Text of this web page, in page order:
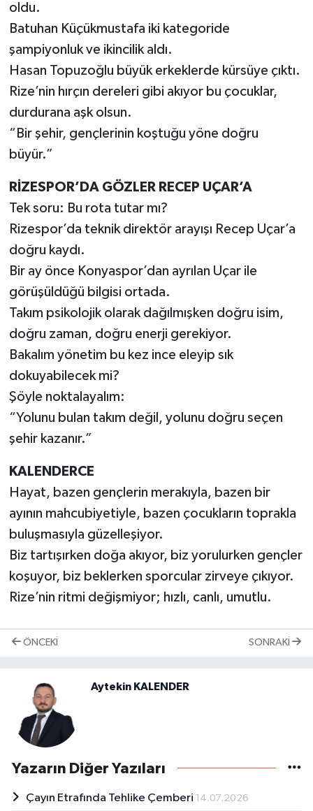
oldu.
Batuhan Küçükmustafa iki kategoride
şampiyonluk ve ikincilik aldı.
Hasan Topuzoğlu büyük erkeklerde kürsüye çıktı.
Rize’nin hırçın dereleri gibi akıyor bu çocuklar,
durdurana aşk olsun.
“Bir şehir, gençlerinin koştuğu yöne doğru
büyür.”
RİZESPOR’DA GÖZLER RECEP UÇAR’A
Tek soru: Bu rota tutar mı?
Rizespor’da teknik direktör arayışı Recep Uçar’a
doğru kaydı.
Bir ay önce Konyaspor’dan ayrılan Uçar ile
görüşüldüğü bilgisi ortada.
Takım psikolojik olarak dağılmışken doğru isim,
doğru zaman, doğru enerji gerekiyor.
Bakalım yönetim bu kez ince eleyip sık
dokuyabilecek mi?
Şöyle noktalayalım:
“Yolunu bulan takım değil, yolunu doğru seçen
şehir kazanır.”
KALENDERCE
Hayat, bazen gençlerin merakıyla, bazen bir
ayının mahcubiyetiyle, bazen çocukların toprakla
buluşmasıyla güzelleşiyor.
Biz tartışırken doğa akıyor, biz yorulurken gençler
koşuyor, biz beklerken sporcular zirveye çıkıyor.
Rize’nin ritmi değişmiyor; hızlı, canlı, umutlu.
ÖNCEKI SONRAKI
Aytekin KALENDER
Yazarın Diğer Yazıları
Çayın Etrafında Tehlike Çemberi 14.07.2026